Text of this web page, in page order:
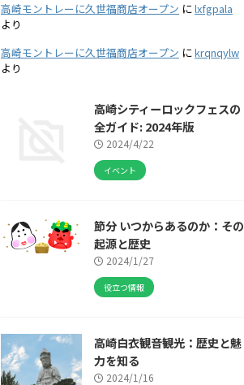
高崎モントレーに久世福商店オープン にlxfgpala
より
高崎モントレーに久世福商店オープン にkrqnqylw
より
高崎シティーロックフェスの
全ガイド: 2024年版
2024/4/22
イベント
節分 いつからあるのか：その
起源と歴史
2024/1/27
役立つ情報
高崎白衣観音観光：歴史と魅
力を知る
2024/1/16